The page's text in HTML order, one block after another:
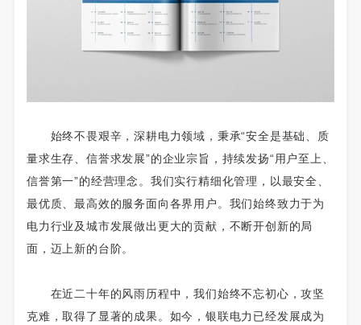
始终不畏艰辛，深耕电力领域，秉承“安全是基础、质
量求生存、信誉求发展”的企业宗旨，持续发扬“用户至上、
信誉第一”的经营理念。我们实行精细化管理，以最安全、
最优质、最高效的服务面向各界用户。我们始终致力于为
电力行业及城市发展做出更大的贡献，不断开创新的局
面，迈上新的台阶。
在近二十年的风雨历程中，我们始终不忘初心，攻坚
克难，取得了显著的成果。如今，银联电力已经发展成为